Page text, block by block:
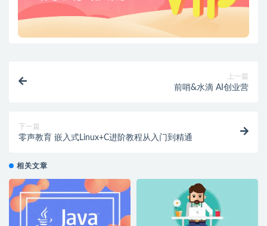
上一篇
前哨&水滴 AI创业营
下一篇
零声教育 嵌入式Linux+C进阶教程从入门到精通
相关文章